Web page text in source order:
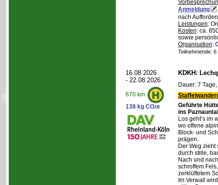
Anmeldung
nach
Leistungen:
Kosten: ca.
sowie
Organisation:
Teilnehmende:
16.08.2026
- 22.08.2026
670 km
138 kg CO2e
KDKH:
Dauer: 7
Geführte
ins Paznauntal
Los geht’s im
wo offene
Block- und
prägen.
Der Weg
durch stille,
Nach und
schroffem
zerklüftetem
Im Verwall